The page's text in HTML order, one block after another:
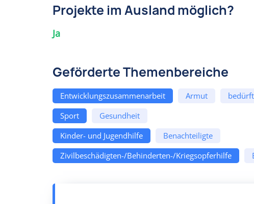
Projekte im Ausland möglich?
Ja
Geförderte Themenbereiche
Entwicklungszusammenarbeit Armut
Sport
Gesundheit
Kinder- und Jugendhilfe
Benachteiligte
Zivilbeschädigten-/Behinderten-/Kriegsopferhilfe